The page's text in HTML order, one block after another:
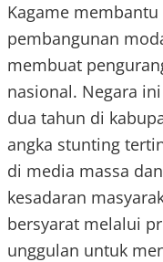
Kagame
pembangunan
membuat
nasional. Negara
dua tahun di
angka stunting
di media massa
kesadaran
bersyarat melalui
unggulan untuk